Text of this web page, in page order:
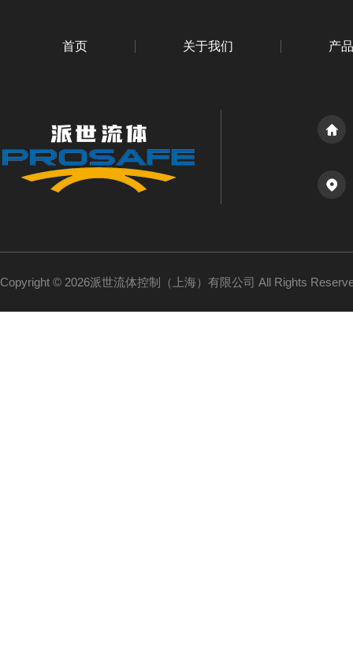
首页 关于我们 产
Copyright © 2026派世流体控制（上海）有限公司 All Rights